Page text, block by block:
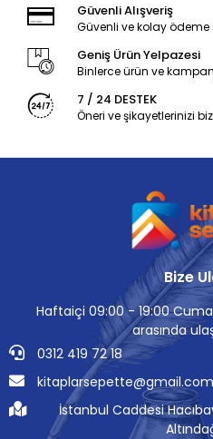
Güvenli Alışveriş
Güvenli ve kolay ödeme
Geniş Ürün Yelpazesi
Binlerce ürün ve
7 / 24 DESTEK
Öneri ve şikayetlerinizi
Bize
Haftaiçi 09:00 - 19:00
arasında
0312 419 72 18
kitaplarsepette@gmail.com
İstanbul Caddesi